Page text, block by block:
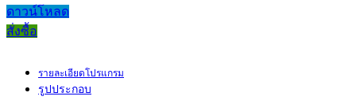
ดาวน์โหลด
สั่งซื้อ
รายละเอียดโปรแกรม
รูปประกอบ